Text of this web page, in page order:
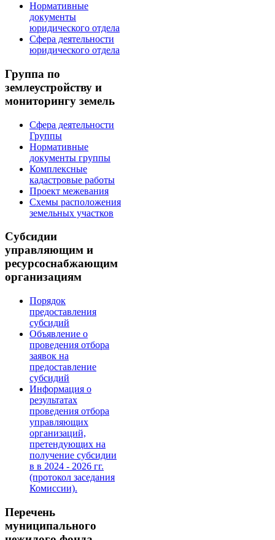
Нормативные
документы
юридического отдела
Сфера деятельности
юридического отдела
Группа по
землеустройству и
мониторингу земель
Сфера деятельности
Группы
Нормативные
документы группы
Комплексные
кадастровые работы
Проект межевания
Схемы расположения
земельных участков
Субсидии
управляющим и
ресурсоснабжающим
организациям
Порядок
предоставления
субсидий
Объявление о
проведения отбора
заявок на
предоставление
субсидий
Информация о
результатах
проведения отбора
управляющих
организаций,
претендующих на
получение субсидии
в в 2024 - 2026 гг.
(протокол заседания
Комиссии).
Перечень
муниципального